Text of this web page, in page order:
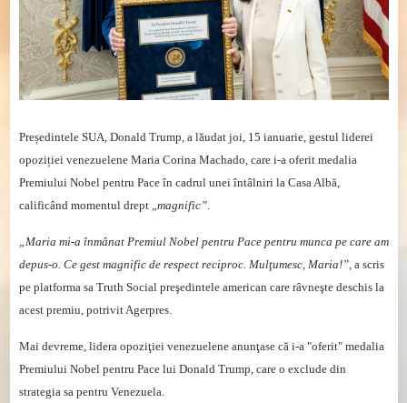
Președintele SUA, Donald Trump, a lăudat joi, 15 ianuarie, gestul liderei
opoziției venezuelene Maria Corina Machado, care i-a oferit medalia
Premiului Nobel pentru Pace în cadrul unei întâlniri la Casa Albă,
calificând momentul drept „magnific”.
„Maria mi-a înmânat Premiul Nobel pentru Pace pentru munca pe care am
depus-o. Ce gest magnific de respect reciproc. Mulţumesc, Maria!”,a scris
pe platforma sa Truth Social preşedintele american care râvneşte deschis la
acest premiu, potrivit Agerpres.
Mai devreme, lidera opoziţiei venezuelene anunţase că i-a "oferit" medalia
Premiului Nobel pentru Pace lui Donald Trump, care o exclude din
strategia sa pentru Venezuela.